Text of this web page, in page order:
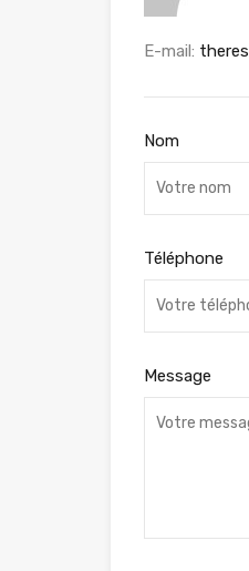
E-mail:
Nom
Téléphone
Message